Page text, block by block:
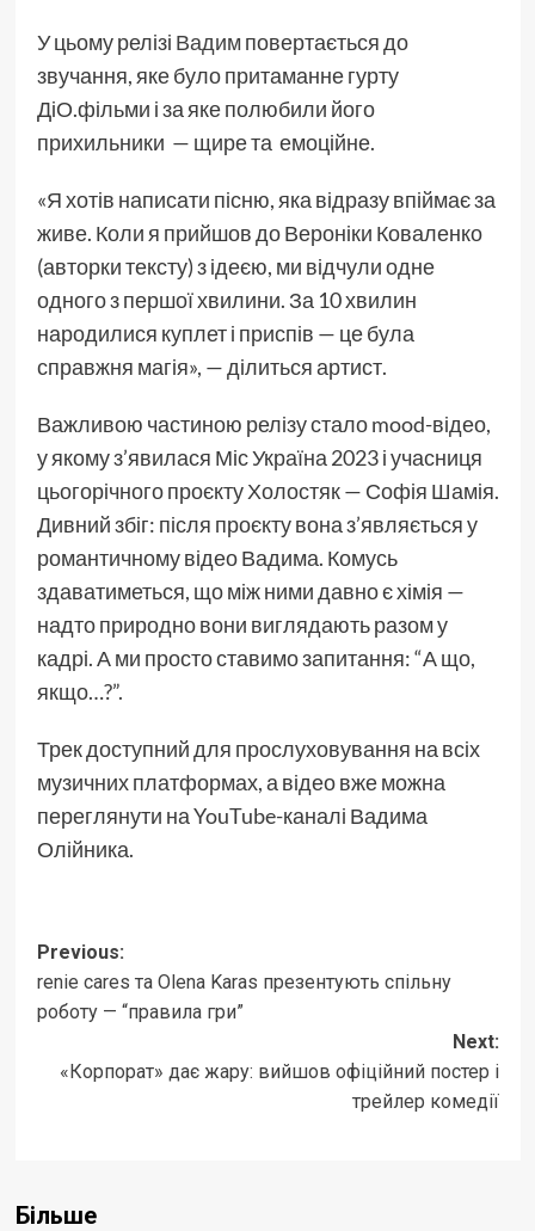
У цьому релізі Вадимповертається до
звучання, яке було притаманне гурту
ДіО.фільми і за яке полюбили його
прихильники — щире та емоційне.
«Я хотів написати пісню, яка відразу впіймає за
живе. Коли я прийшов до Вероніки Коваленко
(авторки тексту) з ідеєю, ми відчули одне
одного з першої хвилини. За 10 хвилин
народилися куплет і приспів — це була
справжня магія», — ділиться артист.
Важливою частиною релізу стало mood-відео,
у якому з’явилася Міс Україна 2023 і учасниця
цьогорічного проєкту Холостяк — Софія Шамія.
Дивний збіг: після проєкту вона з’являється у
романтичному відео Вадима. Комусь
здаватиметься, що між ними давно є хімія —
надто природно вони виглядають разом у
кадрі. А ми просто ставимо запитання: “А що,
якщо…?”.
Трек доступний для прослуховування на всіх
музичних платформах, а відео вже можна
переглянути на YouTube-каналі Вадима
Олійника.
Post
navigation
Previous:
renie cares та Olena Karas презентують спільну
роботу — “правила гри”
Next:
«Корпорат» дає жару: вийшов офіційний постер і
трейлер комедії
Більше